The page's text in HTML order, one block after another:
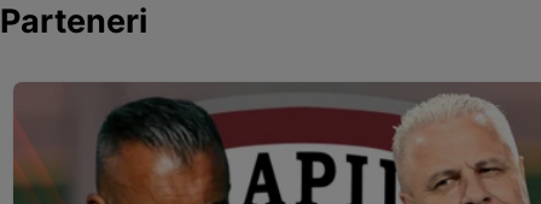
Parteneri